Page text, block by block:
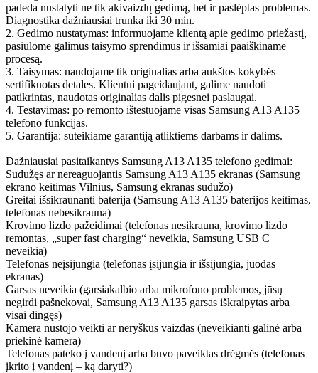
padeda nustatyti ne tik akivaizdų gedimą, bet ir paslėptas problemas.
Diagnostika dažniausiai trunka iki 30 min.
2. Gedimo nustatymas: informuojame klientą apie gedimo priežastį,
pasiūlome galimus taisymo sprendimus ir išsamiai paaiškiname
procesą.
3. Taisymas: naudojame tik originalias arba aukštos kokybės
sertifikuotas detales. Klientui pageidaujant, galime naudoti
patikrintas, naudotas originalias dalis pigesnei paslaugai.
4. Testavimas: po remonto ištestuojame visas Samsung A13 A135
telefono funkcijas.
5. Garantija: suteikiame garantiją atliktiems darbams ir dalims.
Dažniausiai pasitaikantys Samsung A13 A135 telefono gedimai:
Sudužęs ar nereaguojantis Samsung A13 A135 ekranas (Samsung
ekrano keitimas Vilnius, Samsung ekranas sudužo)
Greitai išsikraunanti baterija (Samsung A13 A135 baterijos keitimas,
telefonas nebesikrauna)
Krovimo lizdo pažeidimai (telefonas nesikrauna, krovimo lizdo
remontas, „super fast charging“ neveikia, Samsung USB C
neveikia)
Telefonas neįsijungia (telefonas įsijungia ir išsijungia, juodas
ekranas)
Garsas neveikia (garsiakalbio arba mikrofono problemos, jūsų
negirdi pašnekovai, Samsung A13 A135 garsas iškraipytas arba
visai dingęs)
Kamera nustojo veikti ar neryškus vaizdas (neveikianti galinė arba
priekinė kamera)
Telefonas pateko į vandenį arba buvo paveiktas drėgmės (telefonas
įkrito į vandenį – ką daryti?)